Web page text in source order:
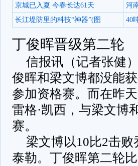
京城已入夏 今春长达61天
河
长江堤防里的科技“神器”(图
40
丁俊晖晋级第二轮
信报讯（记者张健
俊晖和梁文博都没能
参加资格赛。而在昨
雷格·凯西，与梁文博
赛。
梁文博以10比2击败
泰勒。丁俊晖第二轮